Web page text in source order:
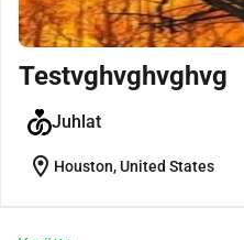
Testvghvghvghvg
Juhlat
location_on Houston, United States